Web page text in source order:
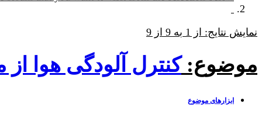
نمایش نتایج: از 1 به 9 از 9
موضوع:کنترل آلودگی هوا از
ابزارهای موضوع